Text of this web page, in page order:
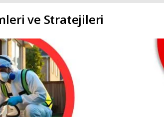
ve Stratejileri